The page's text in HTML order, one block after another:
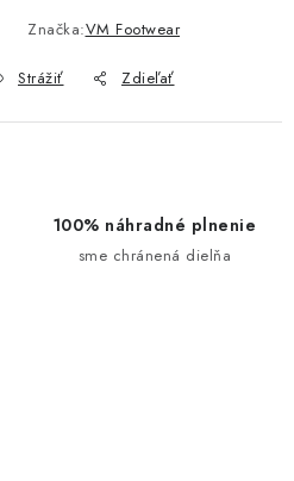
Značka:VM Footwear
Strážiť Zdieľať
100% náhradné plnenie
sme chránená dielňa